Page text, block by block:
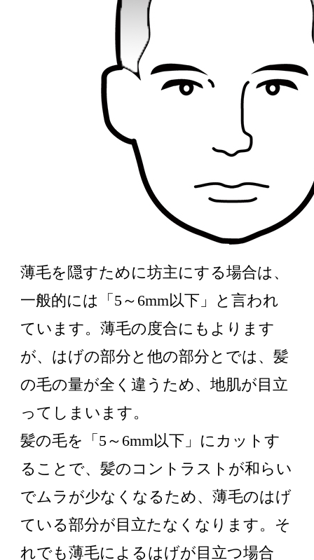
薄毛を隠すために坊主にする場合は、
一般的には「5～6mm以下」と言われ
ています。薄毛の度合にもよります
が、はげの部分と他の部分とでは、髪
の毛の量が全く違うため、地肌が目立
ってしまいます。
髪の毛を「5～6mm以下」にカットす
ることで、髪のコントラストが和らい
でムラが少なくなるため、薄毛のはげ
ている部分が目立たなくなります。そ
れでも薄毛によるはげが目立つ場合